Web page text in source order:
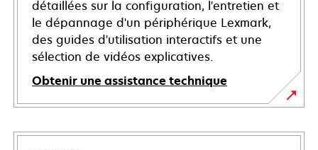
détaillées sur la configuration, l'entretien et
le dépannage d'un périphérique Lexmark,
des guides d'utilisation interactifs et une
sélection de vidéos explicatives.
Obtenir une assistance technique
s’ouvre
dans